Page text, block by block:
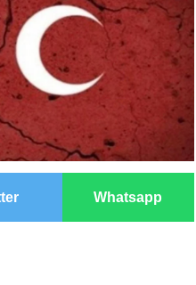
Whatsapp